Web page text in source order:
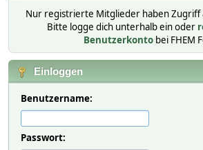
Nur registrierte Mitglieder haben Zugriff
Bitte logge dich unterhalb ein oder
Benutzerkonto bei FHEM
Einloggen
Benutzername:
Passwort: